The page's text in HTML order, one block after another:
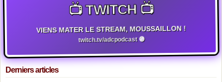
📺 TWITCH 📺
VIENS MATER LE STREAM, MOUSSAILLON !
twitch.tv/adcpodcast 🟣
Derniers articles